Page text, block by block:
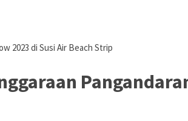
2023 di Susi Air Beach Strip